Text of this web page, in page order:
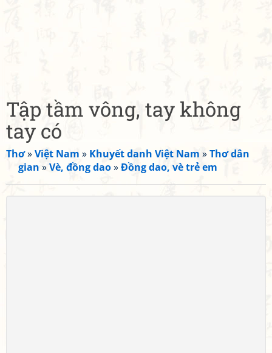
Tập tầm vông, tay không
tay có
Thơ»Việt Nam » Khuyết danh Việt Nam »Thơ dân
gian »Vè, đồng dao»Đồng dao, vè trẻ em